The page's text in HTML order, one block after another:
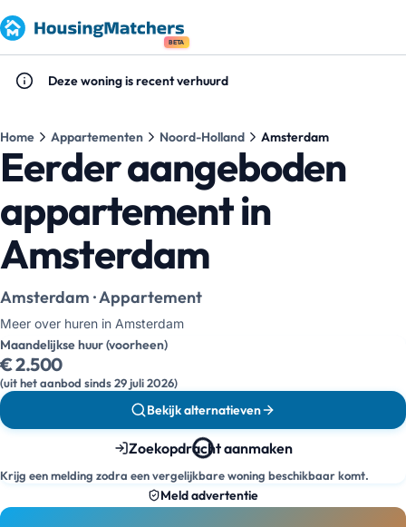
BETA
Deze woning is recent verhuurd
Home Appartementen Noord-Holland Amsterdam
Eerder aangeboden
appartement in
Amsterdam
Amsterdam · Appartement
Meer over huren in Amsterdam
Maandelijkse huur (voorheen)
€ 2.500
(uit het aanbod sinds 29 juli 2026)
Bekijk alternatieven
Zoekopdracht aanmaken
Krijg een melding zodra een vergelijkbare woning beschikbaar komt.
Meld advertentie